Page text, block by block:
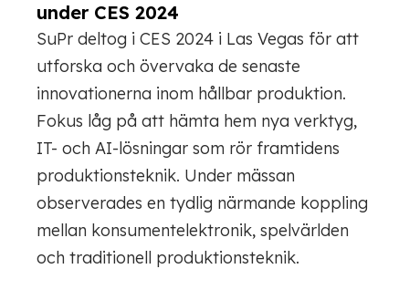
under CES 2024
SuPr deltog i CES 2024 i Las Vegas för att
utforska och övervaka de senaste
innovationerna inom hållbar produktion.
Fokus låg på att hämta hem nya verktyg,
IT- och AI-lösningar som rör framtidens
produktionsteknik. Under mässan
observerades en tydlig närmande koppling
mellan konsumentelektronik, spelvärlden
och traditionell produktionsteknik.